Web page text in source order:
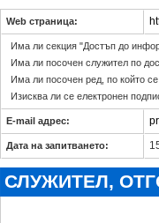
Web страница:
Има ли секция "Достъп до
Има ли посочен служител по
Има ли посочен ред, по който
Изисква ли се електронен
E-mail адрес:
Дата на запитването:
СЛУЖИТЕЛ,